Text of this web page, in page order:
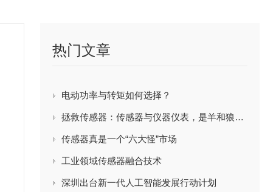
热门文章
电动功率与转矩如何选择？
拯救传感器：传感器与仪器仪表，是羊和狼的关系吗？
传感器真是一个“六大怪”市场
工业领域传感器融合技术
深圳出台新一代人工智能发展行动计划